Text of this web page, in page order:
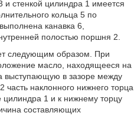
и стенкой цилиндра 1 имеется
кольца 5 по
канавка 6,
полостью поршня 2.
следующим образом. При
масло, находящееся на
выступающую в зазоре между
наклонного нижнего торца
цилиндра 1 и к нижнему торцу
составляющих